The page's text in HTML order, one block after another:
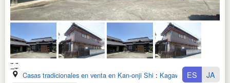
Casas tradicionales en venta en Kan-onji Shi : Kagawa Ken
ES JA